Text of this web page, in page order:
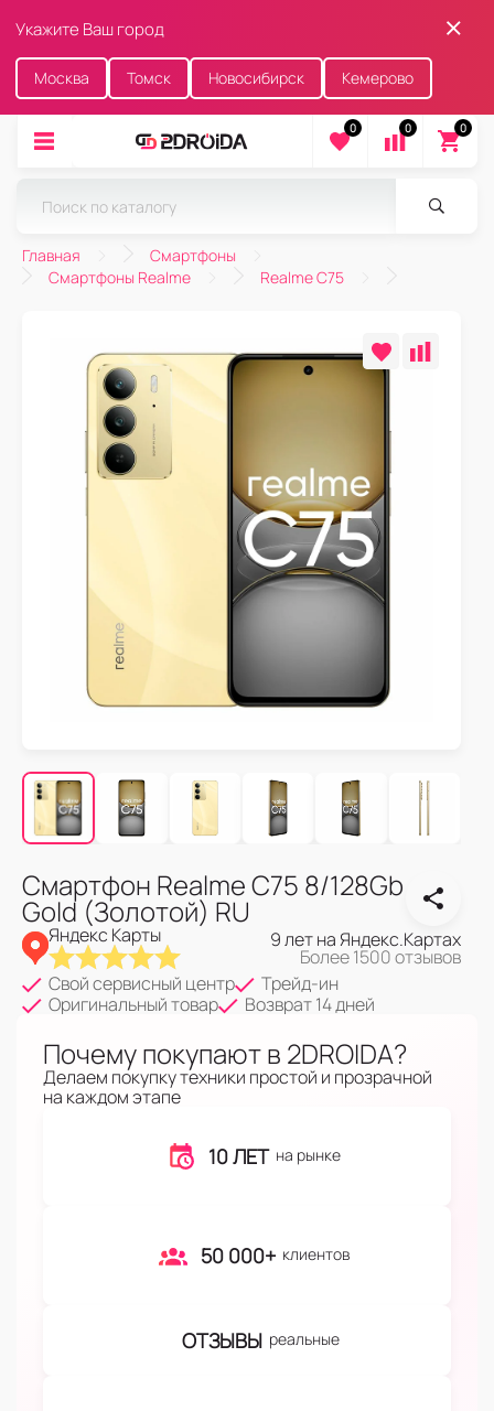
Укажите Ваш город
Москва Томск Новосибирск Кемерово
0 0 0
Главная
Смартфоны
Смартфоны Realme
Realme C75
Смартфон Realme C75 8/128Gb
Gold (Золотой) RU
Яндекс Карты 9 лет на Яндекс.Картах
Более 1500 отзывов
Свой сервисный центр
Трейд-ин
Оригинальный товар
Возврат 14 дней
Почему покупают в 2DROIDA?
Делаем покупку техники простой и прозрачной
на каждом этапе
10 ЛЕТ на рынке
50 000+ клиентов
ОТЗЫВЫ реальные